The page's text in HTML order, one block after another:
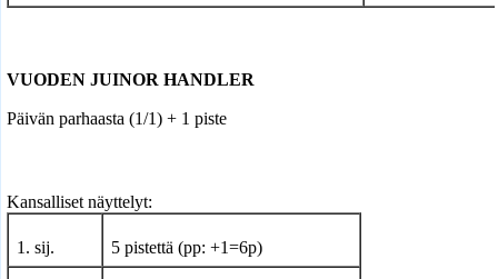
VUODEN JUINOR HANDLER
Päivän parhaasta (1/1) + 1 piste
Kansalliset näyttelyt:
1. sij. 5 pistettä (pp: +1=6p)